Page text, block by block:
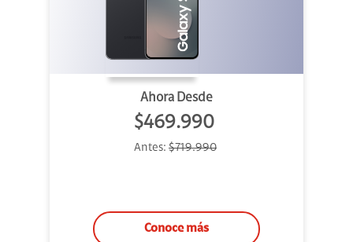
Ahora Desde
$469.990
Antes: $719.990
Conoce más